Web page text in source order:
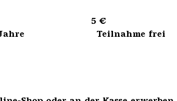
5 €
18 Jahre Teilnahme frei